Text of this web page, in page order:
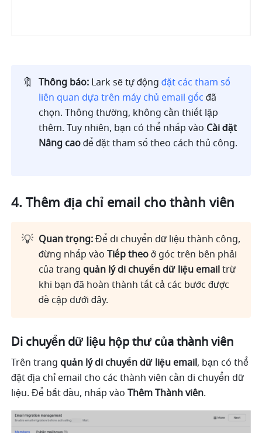
🔖 Thông báo: Lark sẽ tự động đặt các tham số
liên quan dựa trên máy chủ email gốc đã
chọn. Thông thường, không cần thiết lập
thêm. Tuy nhiên, bạn có thể nhấp vào Cài đặt
Nâng cao
Thêm địa chỉ email cho thành viên
💡 Quan trọng: Để di chuyển dữ liệu thành công,
đừng nhấp vào Tiếp theo ở góc trên bên phải
của trang quản lý di chuyển dữ liệu email trừ
khi bạn đã hoàn thành tất cả các bước được
đề cập dưới đây.
Di chuyển dữ liệu hộp thư của thành viên
Trên trang quản lý di chuyển dữ liệu email, bạn có thể
đặt địa chỉ email cho các thành viên cần di chuyển dữ
liệu. Để bắt đầu, nhấp vào Thêm Thành viên.